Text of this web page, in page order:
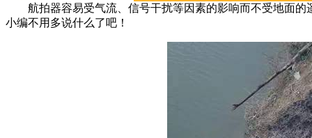
航拍器容易受气流、信号干扰等因素的影响而不受地面
小编不用多说什么了吧！